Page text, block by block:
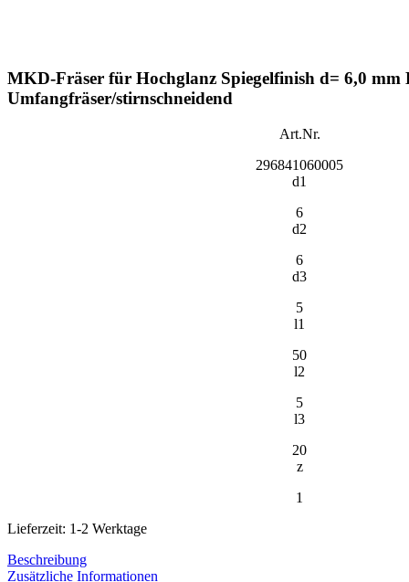
MKD-Fräser für Hochglanz Spiegelfinish d= 6,0
Umfangfräser/stirnschneidend
Art.Nr.
296841060005
d1
6
d2
6
d3
5
l1
50
l2
5
l3
20
z
1
Lieferzeit: 1-2 Werktage
Beschreibung
Zusätzliche Informationen